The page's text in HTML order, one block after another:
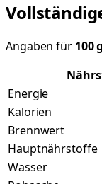
Angaben für 100g
Energie
Kalorien
Brennwert
Hauptnährstoffe
Wasser